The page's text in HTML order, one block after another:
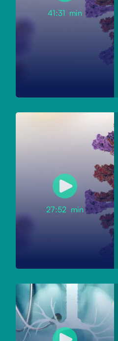
41:31 min
27:52 min